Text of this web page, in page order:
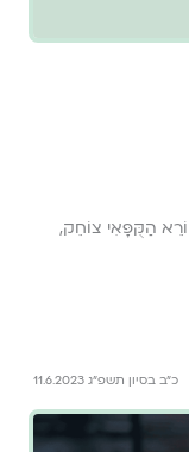
הַקֻּפָּאִי צוֹחֵק,
כ״ב בסיון תשפ״ג 11.6.2023